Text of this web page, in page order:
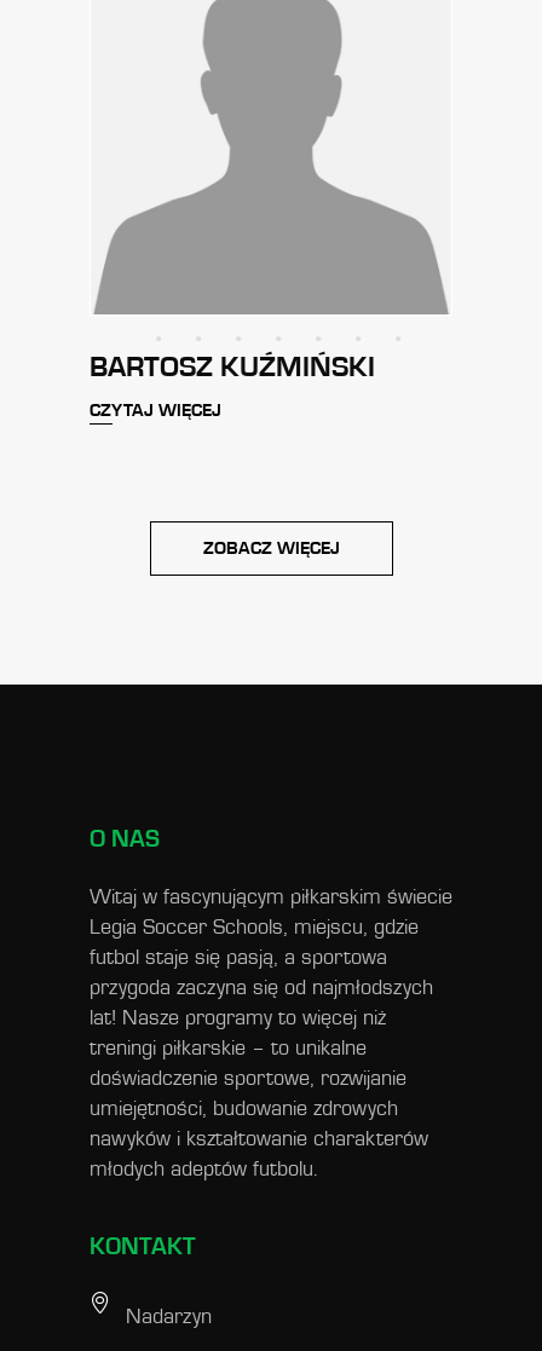
KUŹMIŃSKI
WIĘCEJ
ZOBACZ WIĘCEJ
O NAS
Witaj w fascynującym piłkarskim świecie
Legia Soccer Schools, miejscu, gdzie
futbol staje się pasją, a sportowa
przygoda zaczyna się od najmłodszych
lat! Nasze programy to więcej niż
treningi piłkarskie – to unikalne
doświadczenie sportowe, rozwijanie
umiejętności, budowanie zdrowych
nawyków i kształtowanie charakterów
młodych adeptów futbolu.
KONTAKT
Nadarzyn